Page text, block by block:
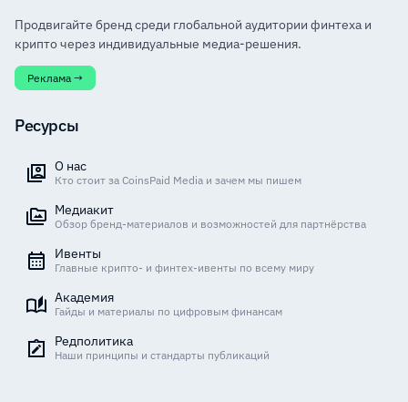
Продвигайте бренд среди глобальной аудитории финтеха и
крипто через индивидуальные медиа-решения.
Реклама →
Ресурсы
О нас
Кто стоит за CoinsPaid Media и зачем мы пишем
Медиакит
Обзор бренд-материалов и возможностей для партнёрства
Ивенты
Главные крипто- и финтех-ивенты по всему миру
Академия
Гайды и материалы по цифровым финансам
Редполитика
Наши принципы и стандарты публикаций